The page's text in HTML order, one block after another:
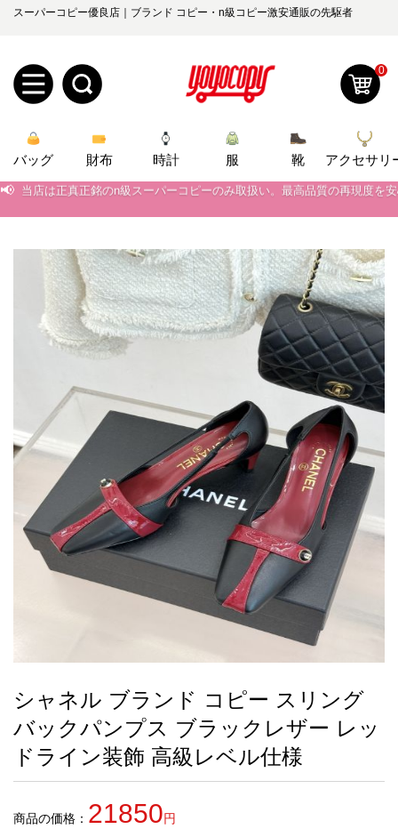
スーパーコピー優良店｜ブランド コピー・n級コピー激安通販の先駆者
規
ユ
ロ
グ
管
せ
yoyocopys@gmail.com
2026人気特集
バッグ
財布
時計
ズボン
衣装セット
住まい用品
アクセサリー
ベルト
スカーフ
アイフォーンケ
ース
小物
お
す
す
め
商
0
バッグ 財布 時計 服 靴 アクセサリ
📢 当店は正真正銘のn級スーパーコピーのみ取扱い。最高品質の再現度を
当店は正真正銘のn級スーパーコピーのみ取扱い。最高品質の再現度を
2026春の新作続々更新中！期間中のご注文でお得な割引をご利用いただ
新作入荷！ルイ・ヴィトンスーパーコピー バッグ最新モデルが登場。
シャネル ブランド コピー スリング
バックパンプス ブラックレザー レッ
ドライン装飾 高級レベル仕様
商品の価格： 21850円